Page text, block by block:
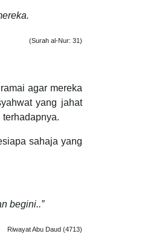
(Surah al-Nur: 31)
agar mereka
yang jahat
sahaja yang
begini..”
Riwayat Abu Daud (4713)